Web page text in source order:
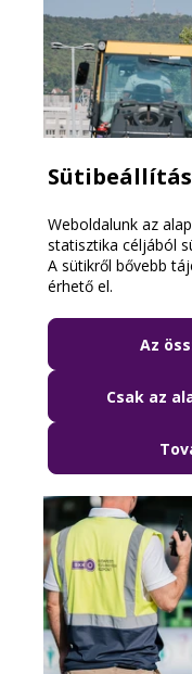
2026.08.06. 15:06
Aszfaltozzák
az északi hídon
Weboldalunk az
statisztika céljából
A sütikről bővebb
érhető el.
Az
Csak az